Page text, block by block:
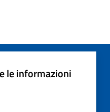
le informazioni